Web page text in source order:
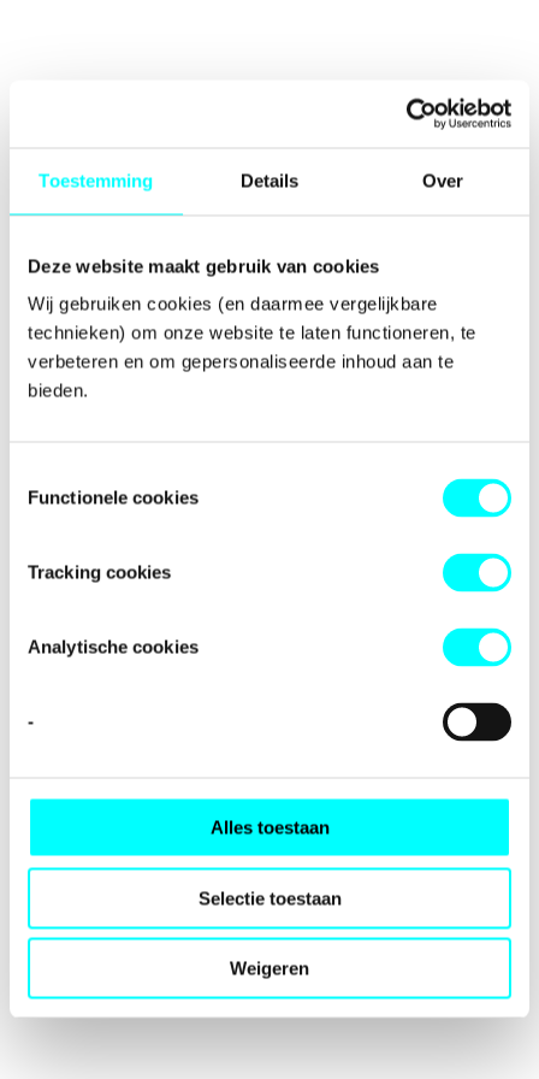
Toestemming Details Over
Deze website maakt gebruik van cookies
Wij gebruiken cookies (en daarmee vergelijkbare
technieken) om onze website te laten functioneren, te
verbeteren en om gepersonaliseerde inhoud aan te
bieden.
Functionele cookies
Tracking cookies
Analytische cookies
-
Alles toestaan
Selectie toestaan
Weigeren
-side exception has occurred while
browser consolefor